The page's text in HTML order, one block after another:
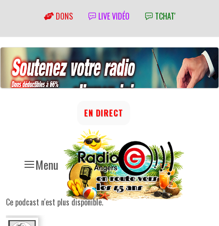
DONS LIVE VIDÉO TCHAT'
Menu
EN DIRECT
Ce podcast n'est plus disponible.